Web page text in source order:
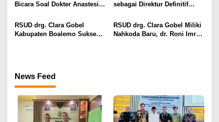
Bicara Soal Dokter Anastesi
Tetap Optimal
sebagai Direktur Definitif
Boalemo
RSUD drg. Clara Gobel
Kabupaten Boalemo Sukses
RSUD drg. Clara Gobel Miliki
Nahkoda Baru, dr. Roni Imran
News Feed